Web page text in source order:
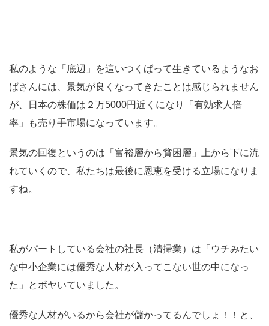
私のような「底辺」を這いつくばって生きているようなお
ばさんには、景気が良くなってきたことは感じられません
が、日本の株価は２万5000円近くになり「有効求人倍
率」も売り手市場になっています。
景気の回復というのは「富裕層から貧困層」上から下に流
れていくので、私たちは最後に恩恵を受ける立場になりま
すね。
私がパートしている会社の社長（清掃業）は「ウチみたい
な中小企業には優秀な人材が入ってこない世の中になっ
た」とボヤいていました。
優秀な人材がいるから会社が儲かってるんでしょ！！と、